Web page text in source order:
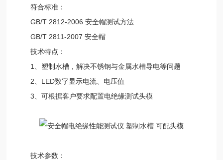
符合标准：
GB/T 2812-2006 安全帽测试方法
GB/T 2811-2007 安全帽
技术特点：
1、塑制水槽，解决不锈钢与金属水槽导电等问题
2、LED数字显示电流、电压值
3、可根据客户要求配置电绝缘测试头模
技术参数：